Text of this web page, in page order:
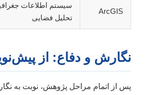
ArcGIS
سیستم اطلاعات
تحلیل فضایی
نگارش و دفاع: از
پس از اتمام مراحل پژوهش، نوبت به